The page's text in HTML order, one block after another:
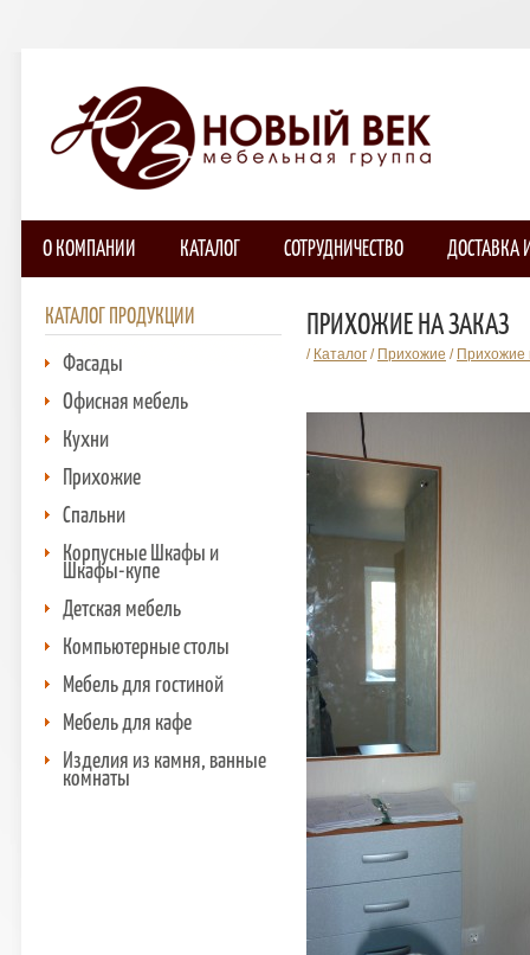
О КОМПАНИИ КАТАЛОГ СОТРУДНИЧЕСТВО ДОСТАВКА
КАТАЛОГ ПРОДУКЦИИ
Фасады
Офисная мебель
Кухни
Прихожие
Спальни
Корпусные Шкафы и
Шкафы-купе
Детская мебель
Компьютерные столы
Мебель для гостиной
Мебель для кафе
Изделия из камня, ванные
комнаты
ПРИХОЖИЕ НА ЗАКАЗ
/ Каталог / Прихожие / Прихожие